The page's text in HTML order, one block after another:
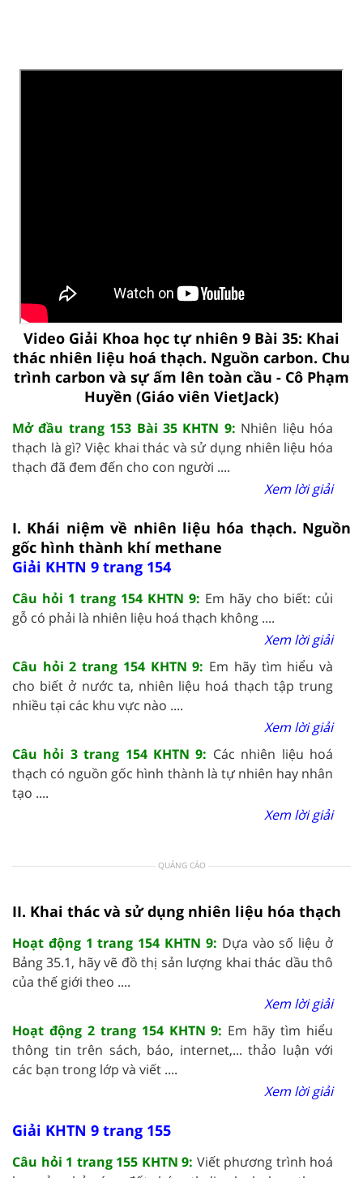
Video Giải Khoa học tự nhiên 9 Bài 35: Khai
thác nhiên liệu hoá thạch. Nguồn carbon. Chu
trình carbon và sự ấm lên toàn cầu - Cô Phạm
Huyền (Giáo viên VietJack)
Mở đầu trang 153 Bài 35 KHTN 9: Nhiên liệu hóa
thạch là gì? Việc khai thác và sử dụng nhiên liệu hóa
thạch đã đem đến cho con người ....
Xem lời giải
I. Khái niệm về nhiên liệu hóa thạch. Nguồn
gốc hình thành khí methane
Giải KHTN 9 trang 154
Câu hỏi 1 trang 154 KHTN 9: Em hãy cho biết: củi
gỗ có phải là nhiên liệu hoá thạch không ....
Xem lời giải
Câu hỏi 2 trang 154 KHTN 9: Em hãy tìm hiểu và
cho biết ở nước ta, nhiên liệu hoá thạch tập trung
nhiều tại các khu vực nào ....
Xem lời giải
Câu hỏi 3 trang 154 KHTN 9: Các nhiên liệu hoá
thạch có nguồn gốc hình thành là tự nhiên hay nhân
tạo ....
Xem lời giải
QUẢNG CÁO
II. Khai thác và sử dụng nhiên liệu hóa thạch
Hoạt động 1 trang 154 KHTN 9: Dựa vào số liệu ở
Bảng 35.1, hãy vẽ đồ thị sản lượng khai thác dầu thô
của thế giới theo ....
Xem lời giải
Hoạt động 2 trang 154 KHTN 9: Em hãy tìm hiểu
thông tin trên sách, báo, internet,... thảo luận với
các bạn trong lớp và viết ....
Xem lời giải
Giải KHTN 9 trang 155
Câu hỏi 1 trang 155 KHTN 9: Viết phương trình hoá